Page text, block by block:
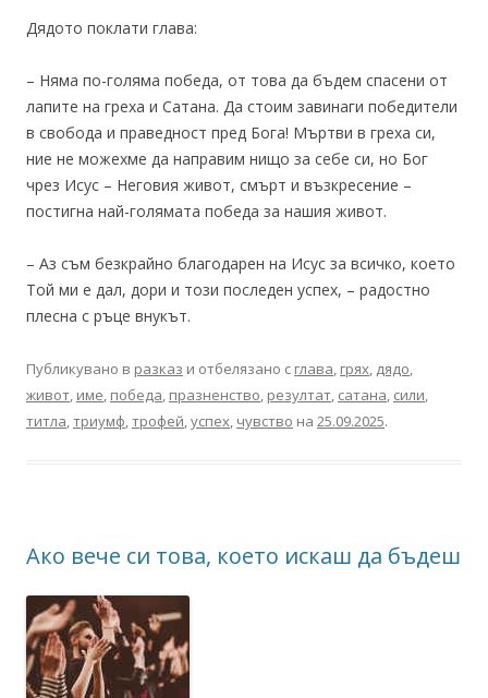
Дядото поклати глава:
– Няма по-голяма победа, от това да бъдем спасени от
лапите на греха и Сатана. Да стоим завинаги победители
в свобода и праведност пред Бога! Мъртви в греха си,
ние не можехме да направим нищо за себе си, но Бог
чрез Исус – Неговия живот, смърт и възкресение –
постигна най-голямата победа за нашия живот.
– Аз съм безкрайно благодарен на Исус за всичко, което
Той ми е дал, дори и този последен успех, – радостно
плесна с ръце внукът.
Публикувано в разказ и отбелязано с глава, грях, дядо,
живот, име, победа, празненство, резултат, сатана, сили,
титла,триумф,трофей,успех, чувство на 25.09.2025.
Ако вече си това, което искаш да бъдеш